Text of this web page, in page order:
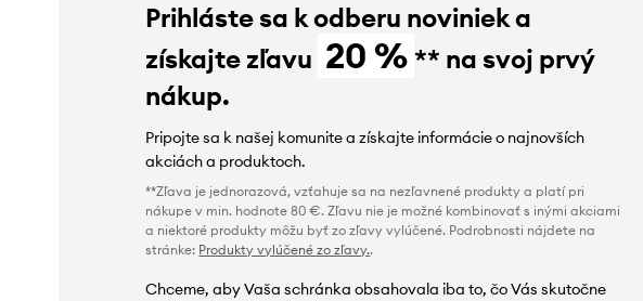
Prihláste sa k odberu noviniek a
získajte zľavu 20 % ** na svoj prvý
nákup.
Pripojte sa k našej komunite a získajte informácie o najnovších
akciách a produktoch.
**Zľava je jednorazová, vzťahuje sa na nezľavnené produkty a platí pri
nákupe v min. hodnote 80 €. Zľavu nie je možné kombinovať s inými akciami
a niektoré produkty môžu byť zo zľavy vylúčené. Podrobnosti nájdete na
stránke: Produkty vylúčené zo zľavy..
Chceme, aby Vaša schránka obsahovala iba to, čo Vás skutočne